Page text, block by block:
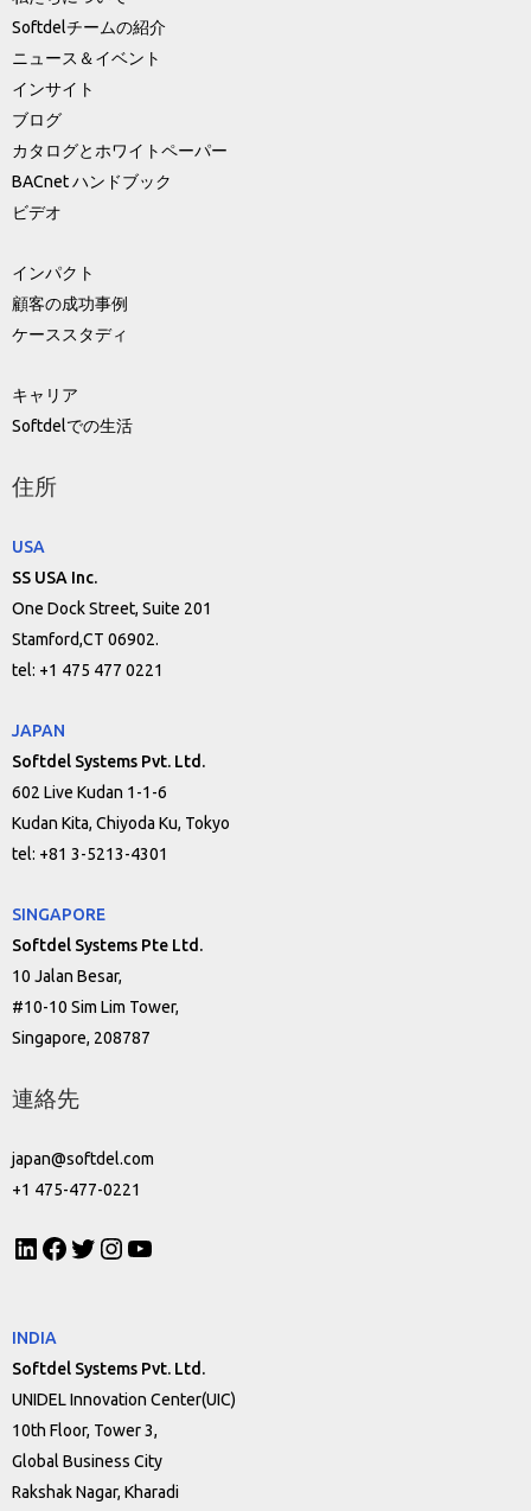
Softdelチームの紹介
ニュース＆イベント
インサイト
ブログ
カタログとホワイトペーパー
BACnet ハンドブック
ビデオ
インパクト
顧客の成功事例
ケーススタディ
キャリア
Softdelでの生活
住所
USA
SS USA Inc.
One Dock Street, Suite 201
Stamford,CT 06902.
tel: +1 475 477 0221
JAPAN
Softdel Systems Pvt. Ltd.
602 Live Kudan 1-1-6
Kudan Kita, Chiyoda Ku, Tokyo
tel: +81 3-5213-4301
SINGAPORE
Softdel Systems Pte Ltd.
10 Jalan Besar,
#10-10 Sim Lim Tower,
Singapore, 208787
連絡先
japan@softdel.com
+1 475-477-0221
INDIA
Softdel Systems Pvt. Ltd.
UNIDEL Innovation Center(UIC)
10th Floor, Tower 3,
Global Business City
Rakshak Nagar, Kharadi